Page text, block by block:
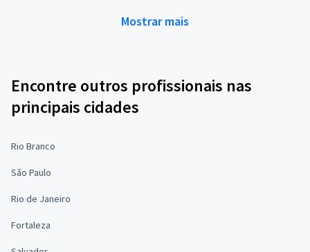
Mostrar mais
Encontre outros profissionais nas
principais cidades
Rio Branco
São Paulo
Rio de Janeiro
Fortaleza